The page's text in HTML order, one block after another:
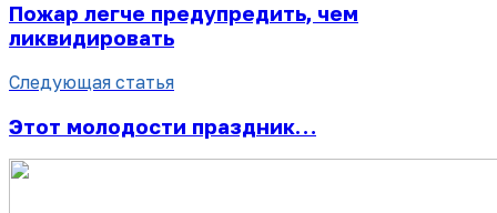
Пожар легче предупредить, чем
ликвидировать
Следующая статья
Этот молодости праздник…